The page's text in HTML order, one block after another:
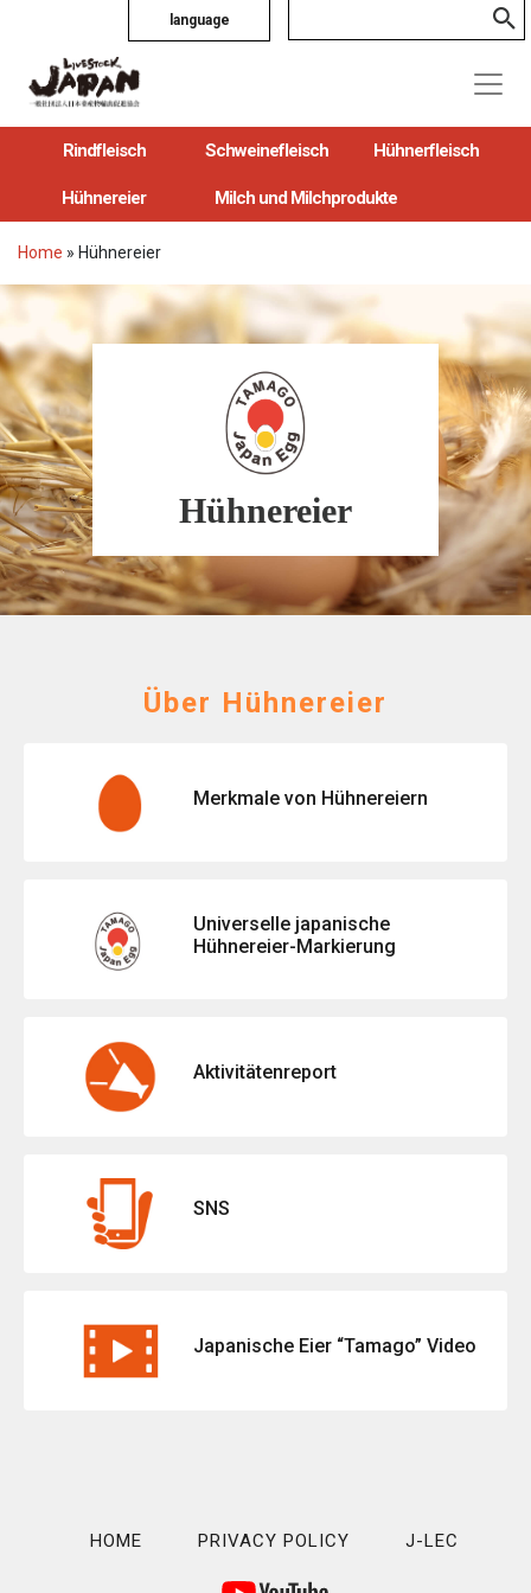
language
Rindfleisch Schweinefleisch Hühnerfleisch
Hühnereier Milch und Milchprodukte
Home » Hühnereier
Hühnereier
Über Hühnereier
Merkmale von Hühnereiern
Universelle japanische
Hühnereier-Markierung
Aktivitätenreport
SNS
Japanische Eier “Tamago” Video
HOME PRIVACY POLICY J-LEC